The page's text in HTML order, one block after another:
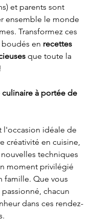
et parents sont
ensemble le monde
Transformez ces
en recettes
que toute la
culinaire à portée de
l'occasion idéale de
créativité en cuisine,
techniques
moment privilégié
famille. Que vous
chacun
dans ces rendez-